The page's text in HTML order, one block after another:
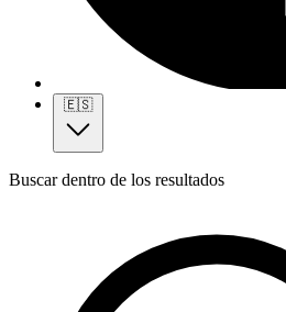
🇪🇸
Buscar dentro de los resultados